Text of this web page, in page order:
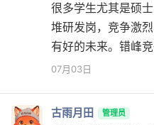
很多学生尤其是硕
堆研发岗，竞争激
有好的未来。错峰
07月03日
古雨月田 管理员